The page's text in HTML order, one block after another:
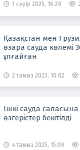
1 сәуір 2025, 16:29
Қазақстан мен
өзара сауда көлемі
ұлғайған
2 тамыз 2023, 10:02
Ішкі сауда
өзгерістер бекітілді
4 тамыз 2025, 15:09